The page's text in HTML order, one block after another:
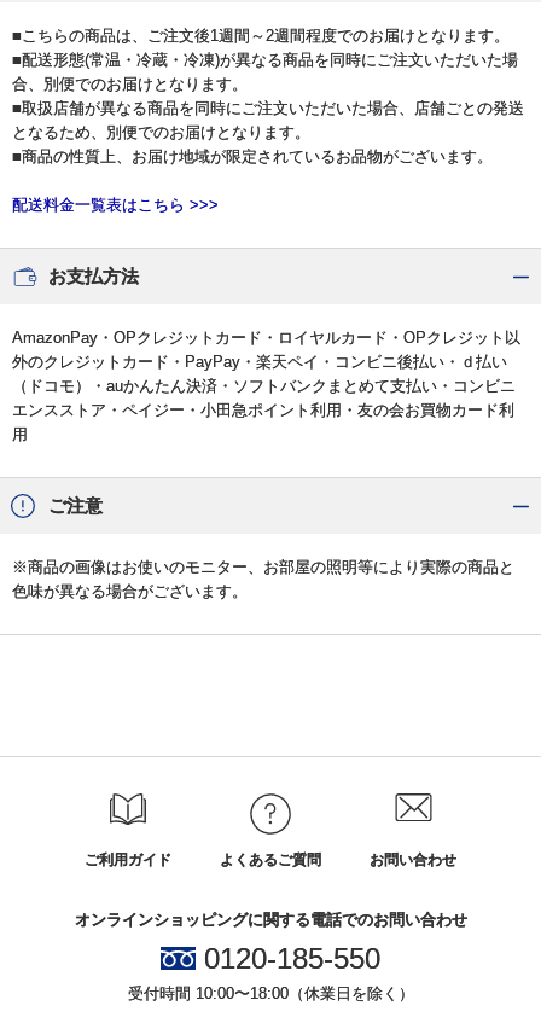
■こちらの商品は、ご注文後1週間～2週間程度でのお届けとなります。
■配送形態(常温・冷蔵・冷凍)が異なる商品を同時にご注文いただいた場
合、別便でのお届けとなります。
■取扱店舗が異なる商品を同時にご注文いただいた場合、店舗ごとの発送
となるため、別便でのお届けとなります。
■商品の性質上、お届け地域が限定されているお品物がございます。
配送料金一覧表はこちら >>>
お支払方法
AmazonPay・OPクレジットカード・ロイヤルカード・OPクレジット以
外のクレジットカード・PayPay・楽天ペイ・コンビニ後払い・ｄ払い
（ドコモ）・auかんたん決済・ソフトバンクまとめて支払い・コンビニ
エンスストア・ペイジー・小田急ポイント利用・友の会お買物カード利
用
ご注意
※商品の画像はお使いのモニター、お部屋の照明等により実際の商品と
色味が異なる場合がございます。
ご利用ガイド よくあるご質問 お問い合わせ
オンラインショッピングに関する電話でのお問い合わせ
0120-185-550
受付時間 10:00〜18:00（休業日を除く）